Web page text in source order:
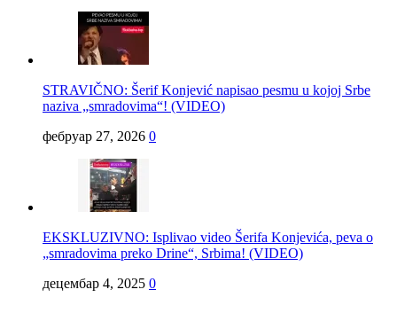
STRAVIČNO: Šerif Konjević napisao pesmu u kojoj Srbe
naziva „smradovima“! (VIDEO)
фебруар 27, 2026 0
EKSKLUZIVNO: Isplivao video Šerifa Konjevića, peva o
„smradovima preko Drine“, Srbima! (VIDEO)
децембар 4, 2025 0